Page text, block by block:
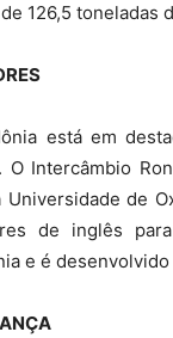
126,5 toneladas
está em
Intercâmbio
de
de inglês
e é